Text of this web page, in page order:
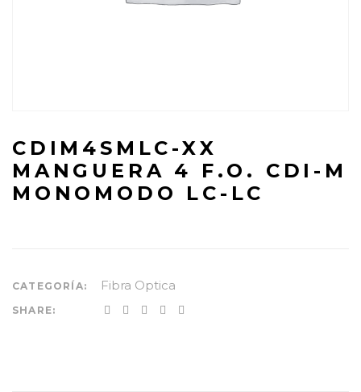
CDIM4SMLC-XX
MANGUERA 4 F.O. CDI-M
MONOMODO LC-LC
CATEGORÍA: Fibra Optica
SHARE: